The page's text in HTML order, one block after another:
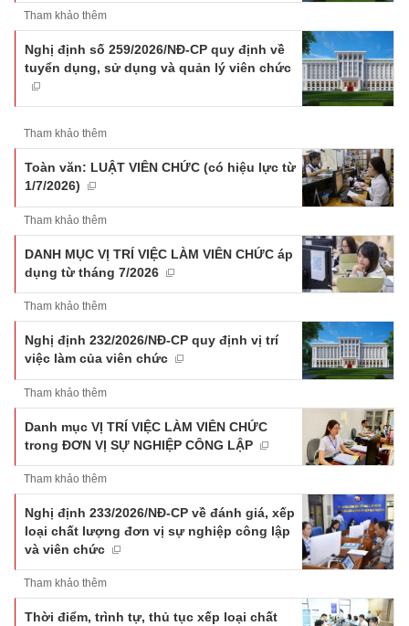
Tham khảo thêm
Nghị định số 259/2026/NĐ-CP quy định về
tuyển dụng, sử dụng và quản lý viên chức
Tham khảo thêm
Toàn văn: LUẬT VIÊN CHỨC (có hiệu lực từ
1/7/2026)
Tham khảo thêm
DANH MỤC VỊ TRÍ VIỆC LÀM VIÊN CHỨC áp
dụng từ tháng 7/2026
Tham khảo thêm
Nghị định 232/2026/NĐ-CP quy định vị trí
việc làm của viên chức
Tham khảo thêm
Danh mục VỊ TRÍ VIỆC LÀM VIÊN CHỨC
trong ĐƠN VỊ SỰ NGHIỆP CÔNG LẬP
Tham khảo thêm
Nghị định 233/2026/NĐ-CP về đánh giá, xếp
loại chất lượng đơn vị sự nghiệp công lập
và viên chức
Tham khảo thêm
Thời điểm, trình tự, thủ tục xếp loại chất